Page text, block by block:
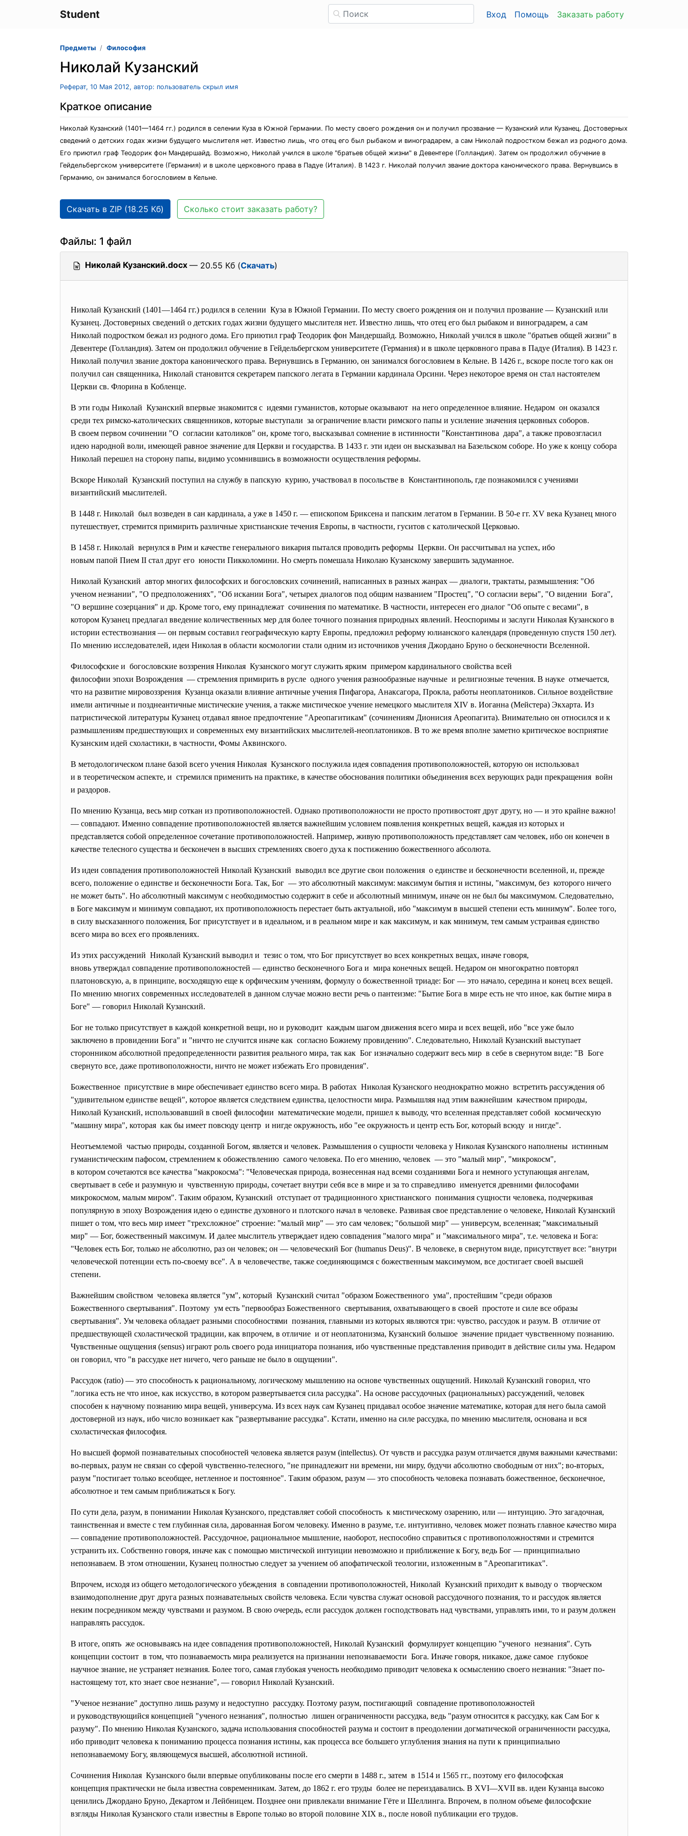
Student Вход Помощь Заказать работу
Предметы Философия
Николай Кузанский
Реферат, 10 Мая 2012, автор: пользователь скрыл имя
Краткое описание
Николай Кузанский (1401—1464 гг.) родился в селении Куза в Южной Германии. По месту своего рождения он и получил прозвание — Кузанский или Кузанец. Достоверных
сведений о детских годах жизни будущего мыслителя нет. Известно лишь, что отец его был рыбаком и виноградарем, а сам Николай подростком бежал из родного дома.
Его приютил граф Теодорик фон Мандершайд. Возможно, Николай учился в школе "братьев общей жизни" в Девентере (Голландия). Затем он продолжил обучение в
Гейдельбергском университете (Германия) и в школе церковного права в Падуе (Италия). В 1423 г. Николай получил звание доктора канонического права. Вернувшись в
Германию, он занимался богословием в Кельне.
Скачать в ZIP (18.25 Кб) Сколько стоит заказать работу?
Файлы: 1 файл
Николай Кузанский.docx — 20.55 Кб (Скачать)
Николай Кузанский (1401—1464 гг.) родился в селении Куза в Южной Германии. По месту своего рождения он и получил прозвание — Кузанский или
Кузанец. Достоверных сведений о детских годах жизни будущего мыслителя нет. Известно лишь, что отец его был рыбаком и виноградарем, а сам
Николай подростком бежал из родного дома. Его приютил граф Теодорик фон Мандершайд. Возможно, Николай учился в школе "братьев общей жизни" в
Девентере (Голландия). Затем он продолжил обучение в Гейдельбергском университете (Германия) и в школе церковного права в Падуе (Италия). В 1423 г.
Николай получил звание доктора канонического права. Вернувшись в Германию, он занимался богословием в Кельне. В 1426 г., вскоре после того как он
получил сан священника, Николай становится секретарем папского легата в Германии кардинала Орсини. Через некоторое время он стал настоятелем
Церкви св. Флорина в Кобленце.
В эти годы Николай Кузанский впервые знакомится с идеями гуманистов, которые оказывают на него определенное влияние. Недаром он оказался
среди тех римско-католических священников, которые выступали за ограничение власти римского папы и усиление значения церковных соборов.
В своем первом сочинении "О согласии католиков" он, кроме того, высказывал сомнение в истинности "Константинова дара", а также провозгласил
идею народной воли, имеющей равное значение для Церкви и государства. В 1433 г. эти идеи он высказывал на Базельском соборе. Но уже к концу собора
Николай перешел на сторону папы, видимо усомнившись в возможности осуществления реформы.
Вскоре Николай Кузанский поступил на службу в папскую курию, участвовал в посольстве в Константинополь, где познакомился с учениями
византийский мыслителей.
В 1448 г. Николай был возведен в сан кардинала, а уже в 1450 г. — епископом Бриксена и папским легатом в Германии. В 50-е гг. XV века Кузанец много
путешествует, стремится примирить различные христианские течения Европы, в частности, гуситов с католической Церковью.
В 1458 г. Николай вернулся в Рим и качестве генерального викария пытался проводить реформы Церкви. Он рассчитывал на успех, ибо
новым папой Пием II стал друг его юности Пикколомини. Но смерть помешала Николаю Кузанскому завершить задуманное.
Николай Кузанский автор многих философских и богословских сочинений, написанных в разных жанрах — диалоги, трактаты, размышления: "Об
ученом незнании", "О предположениях", "Об искании Бога", четырех диалогов под общим названием "Простец", "О согласии веры", "О видении Бога",
"О вершине созерцания" и др. Кроме того, ему принадлежат сочинения по математике. В частности, интересен его диалог "Об опыте с весами", в
котором Кузанец предлагал введение количественных мер для более точного познания природных явлений. Неоспоримы и заслуги Николая Кузанского в
истории естествознания — он первым составил географическую карту Европы, предложил реформу юлианского календаря (проведенную спустя 150 лет).
По мнению исследователей, идеи Николая в области космологии стали одним из источников учения Джордано Бруно о бесконечности Вселенной.
Философские и богословские воззрения Николая Кузанского могут служить ярким примером кардинального свойства всей
философии эпохи Возрождения — стремления примирить в русле одного учения разнообразные научные и религиозные течения. В науке отмечается,
что на развитие мировоззрения Кузанца оказали влияние античные учения Пифагора, Анаксагора, Прокла, работы неоплатоников. Сильное воздействие
имели античные и позднеантичные мистические учения, а также мистическое учение немецкого мыслителя XIV в. Иоганна (Мейстера) Экхарта. Из
патристической литературы Кузанец отдавал явное предпочтение "Ареопагитикам" (сочинениям Дионисия Ареопагита). Внимательно он относился и к
размышлениям предшествующих и современных ему византийских мыслителей-неоплатоников. В то же время вполне заметно критическое восприятие
Кузанским идей схоластики, в частности, Фомы Аквинского.
В методологическом плане базой всего учения Николая Кузанского послужила идея совпадения противоположностей, которую он использовал
и в теоретическом аспекте, и стремился применить на практике, в качестве обоснования политики объединения всех верующих ради прекращения войн
и раздоров.
По мнению Кузанца, весь мир соткан из противоположностей. Однако противоположности не просто противостоят друг другу, но — и это крайне важно!
— совпадают. Именно совпадение противоположностей является важнейшим условием появления конкретных вещей, каждая из которых и
представляется собой определенное сочетание противоположностей. Например, живую противоположность представляет сам человек, ибо он конечен в
качестве телесного существа и бесконечен в высших стремлениях своего духа к постижению божественного абсолюта.
Из идеи совпадения противоположностей Николай Кузанский выводил все другие свои положения о единстве и бесконечности вселенной, и, прежде
всего, положение о единстве и бесконечности Бога. Так, Бог — это абсолютный максимум: максимум бытия и истины, "максимум, без которого ничего
не может быть". Но абсолютный максимум с необходимостью содержит в себе и абсолютный минимум, иначе он не был бы максимумом. Следовательно,
в Боге максимум и минимум совпадают, их противоположность перестает быть актуальной, ибо "максимум в высшей степени есть минимум". Более того,
в силу высказанного положения, Бог присутствует и в идеальном, и в реальном мире и как максимум, и как минимум, тем самым устраивая единство
всего мира во всех его проявлениях.
Из этих рассуждений Николай Кузанский выводил и тезис о том, что Бог присутствует во всех конкретных вещах, иначе говоря,
вновь утверждал совпадение противоположностей — единство бесконечного Бога и мира конечных вещей. Недаром он многократно повторял
платоновскую, а, в принципе, восходящую еще к орфическим учениям, формулу о божественной триаде: Бог — это начало, середина и конец всех вещей.
По мнению многих современных исследователей в данном случае можно вести речь о пантеизме: "Бытие Бога в мире есть не что иное, как бытие мира в
Боге" — говорил Николай Кузанский.
Бог не только присутствует в каждой конкретной вещи, но и руководит каждым шагом движения всего мира и всех вещей, ибо "все уже было
заключено в провидении Бога" и "ничто не случится иначе как согласно Божиему провидению". Следовательно, Николай Кузанский выступает
сторонником абсолютной предопределенности развития реального мира, так как Бог изначально содержит весь мир в себе в свернутом виде: "В Боге
свернуто все, даже противоположности, ничто не может избежать Его провидения".
Божественное присутствие в мире обеспечивает единство всего мира. В работах Николая Кузанского неоднократно можно встретить рассуждения об
"удивительном единстве вещей", которое является следствием единства, целостности мира. Размышляя над этим важнейшим качеством природы,
Николай Кузанский, использовавший в своей философии математические модели, пришел к выводу, что вселенная представляет собой космическую
"машину мира", которая как бы имеет повсюду центр и нигде окружность, ибо "ее окружность и центр есть Бог, который всюду и нигде".
Неотъемлемой частью природы, созданной Богом, является и человек. Размышления о сущности человека у Николая Кузанского наполнены истинным
гуманистическим пафосом, стремлением к обожествлению самого человека. По его мнению, человек — это "малый мир", "микрокосм",
в котором сочетаются все качества "макрокосма": "Человеческая природа, вознесенная над всеми созданиями Бога и немного уступающая ангелам,
свертывает в себе и разумную и чувственную природы, сочетает внутри себя все в мире и за то справедливо именуется древними философами
микрокосмом, малым миром". Таким образом, Кузанский отступает от традиционного христианского понимания сущности человека, подчеркивая
популярную в эпоху Возрождения идею о единстве духовного и плотского начал в человеке. Развивая свое представление о человеке, Николай Кузанский
пишет о том, что весь мир имеет "трехсложное" строение: "малый мир" — это сам человек; "большой мир" — универсум, вселенная; "максимальный
мир" — Бог, божественный максимум. И далее мыслитель утверждает идею совпадения "малого мира" и "максимального мира", т.е. человека и Бога:
"Человек есть Бог, только не абсолютно, раз он человек; он — человеческий Бог (humanus Deus)". В человеке, в свернутом виде, присутствует все: "внутри
человеческой потенции есть по-своему все". А в человечестве, также соединяющимся с божественным максимумом, все достигает своей высшей
степени.
Важнейшим свойством человека является "ум", который Кузанский считал "образом Божественного ума", простейшим "среди образов
Божественного свертывания". Поэтому ум есть "первообраз Божественного свертывания, охватывающего в своей простоте и силе все образы
свертывания". Ум человека обладает разными способностями познания, главными из которых являются три: чувство, рассудок и разум. В отличие от
предшествующей схоластической традиции, как впрочем, в отличие и от неоплатонизма, Кузанский большое значение придает чувственному познанию.
Чувственные ощущения (sensus) играют роль своего рода инициатора познания, ибо чувственные представления приводит в действие силы ума. Недаром
он говорил, что "в рассудке нет ничего, чего раньше не было в ощущении".
Рассудок (ratio) — это способность к рациональному, логическому мышлению на основе чувственных ощущений. Николай Кузанский говорил, что
"логика есть не что иное, как искусство, в котором развертывается сила рассудка". На основе рассудочных (рациональных) рассуждений, человек
способен к научному познанию мира вещей, универсума. Из всех наук сам Кузанец придавал особое значение математике, которая для него была самой
достоверной из наук, ибо число возникает как "развертывание рассудка". Кстати, именно на силе рассудка, по мнению мыслителя, основана и вся
схоластическая философия.
Но высшей формой познавательных способностей человека является разум (intellectus). От чувств и рассудка разум отличается двумя важными качествами:
во-первых, разум не связан со сферой чувственно-телесного, "не принадлежит ни времени, ни миру, будучи абсолютно свободным от них"; во-вторых,
разум "постигает только всеобщее, нетленное и постоянное". Таким образом, разум — это способность человека познавать божественное, бесконечное,
абсолютное и тем самым приближаться к Богу.
По сути дела, разум, в понимании Николая Кузанского, представляет собой способность к мистическому озарению, или — интуицию. Это загадочная,
таинственная и вместе с тем глубинная сила, дарованная Богом человеку. Именно в разуме, т.е. интуитивно, человек может познать главное качество мира
— совпадение противоположностей. Рассудочное, рациональное мышление, наоборот, неспособно справиться с противоположностями и стремится
устранить их. Собственно говоря, иначе как с помощью мистической интуиции невозможно и приближение к Богу, ведь Бог — принципиально
непознаваем. В этом отношении, Кузанец полностью следует за учением об апофатической теологии, изложенным в "Ареопагитиках".
Впрочем, исходя из общего методологического убеждения в совпадении противоположностей, Николай Кузанский приходит к выводу о творческом
взаимодополнение друг друга разных познавательных свойств человека. Если чувства служат основой рассудочного познания, то и рассудок является
неким посредником между чувствами и разумом. В свою очередь, если рассудок должен господствовать над чувствами, управлять ими, то и разум должен
направлять рассудок.
В итоге, опять же основываясь на идее совпадения противоположностей, Николай Кузанский формулирует концепцию "ученого незнания". Суть
концепции состоит в том, что познаваемость мира реализуется на признании непознаваемости Бога. Иначе говоря, никакое, даже самое глубокое
научное знание, не устраняет незнания. Более того, самая глубокая ученость необходимо приводит человека к осмыслению своего незнания: "Знает по-
настоящему тот, кто знает свое незнание", — говорил Николай Кузанский.
"Ученое незнание" доступно лишь разуму и недоступно рассудку. Поэтому разум, постигающий совпадение противоположностей
и руководствующийся концепцией "ученого незнания", полностью лишен ограниченности рассудка, ведь "разум относится к рассудку, как Сам Бог к
разуму". По мнению Николая Кузанского, задача использования способностей разума и состоит в преодолении догматической ограниченности рассудка,
ибо приводит человека к пониманию процесса познания истины, как процесса все большего углубления знания на пути к принципиально
непознаваемому Богу, являющемуся высшей, абсолютной истиной.
Сочинения Николая Кузанского были впервые опубликованы после его смерти в 1488 г., затем в 1514 и 1565 гг., поэтому его философская
концепция практически не была известна современникам. Затем, до 1862 г. его труды более не переиздавались. В XVI—XVII вв. идеи Кузанца высоко
ценились Джордано Бруно, Декартом и Лейбницем. Позднее они привлекали внимание Гёте и Шеллинга. Впрочем, в полном объеме философские
взгляды Николая Кузанского стали известны в Европе только во второй половине XIX в., после новой публикации его трудов.